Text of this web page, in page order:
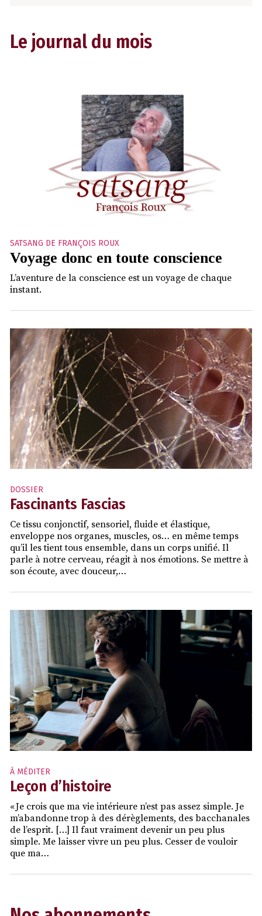
Le journal du mois
SATSANG DE FRANÇOIS ROUX
Voyage donc en toute conscience
L’aventure de la conscience est un voyage de chaque
instant.
DOSSIER
Fascinants Fascias
Ce tissu conjonctif, sensoriel, fluide et élastique,
enveloppe nos organes, muscles, os… en même temps
qu’il les tient tous ensemble, dans un corps unifié. Il
parle à notre cerveau, réagit à nos émotions. Se mettre à
son écoute, avec douceur,…
À MÉDITER
Leçon d’histoire
« Je crois que ma vie intérieure n’est pas assez simple. Je
m’abandonne trop à des dérèglements, des bacchanales
de l’esprit. […] Il faut vraiment devenir un peu plus
simple. Me laisser vivre un peu plus. Cesser de vouloir
que ma…